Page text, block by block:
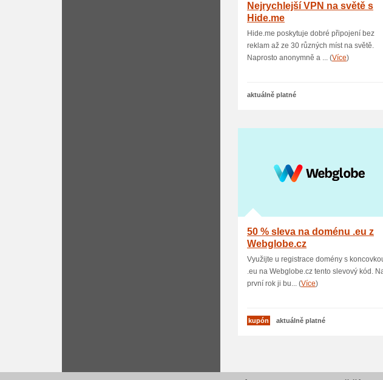
Nejrychlejší VPN na světě s
Hide.me
Hide.me poskytuje dobré připojení bez
reklam až ze 30 různých míst na světě.
Naprosto anonymně a ... (Více)
aktuálně platné
50 % sleva na doménu .eu z
Webglobe.cz
Využijte u registrace domény s
.eu na Webglobe.cz tento slevový kód.
první rok ji bu... (Více)
kupón aktuálně platné